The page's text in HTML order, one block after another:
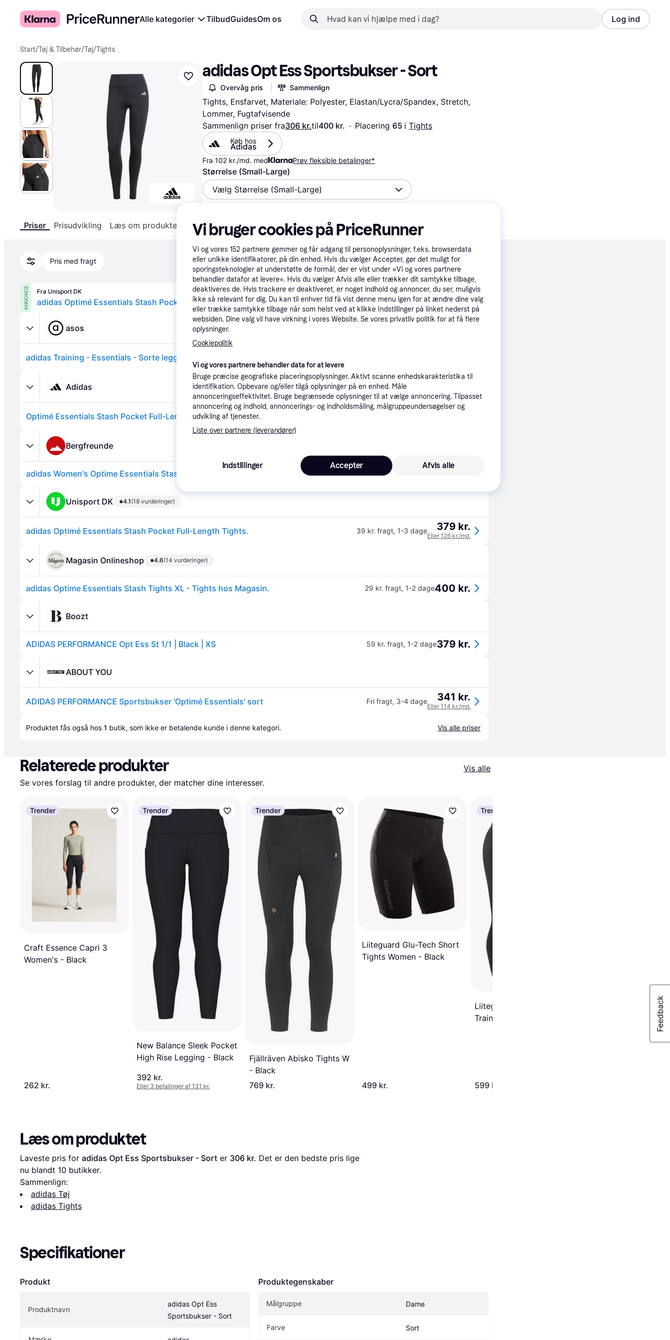
Alle kategorier TilbudGuidesOm os Log ind
Start/Tøj & Tilbehør/Tøj/Tights
adidas Opt Ess Sportsbukser - Sort
Overvåg pris Sammenlign
Tights, Ensfarvet, Materiale: Polyester, Elastan/Lycra/Spandex, Stretch,
Lommer, Fugtafvisende
Sammenlign priser fra306 kr.til400 kr. · Placering 65 i Tights
Køb hos
Adidas
Fra 102 kr./md. med Prøv fleksible betalinger*
Størrelse (Small-Large)
Vælg Størrelse (Small-Large)
Priser Prisudvikling Læs om produktet Specifikationer
Pris med fragt Promoveret
ANNONCE Fra Unisport DK
adidas Optimé Essentials Stash Pocket Full-Length Tights. 39 kr. fragt ,1-3 dage 379 kr.
Eller 126 kr./md.
asos
Adidas
Optimé Essentials Stash Pocket Full-Length Tights 379 kr.
Bergfreunde
45 kr. fragt
Unisport DK 4.1(18 vurderinger)
adidas Optimé Essentials Stash Pocket Full-Length Tights. 39 kr. fragt, 1-3 dage 379 kr.
Eller 126 kr./md.
Magasin Onlineshop 4.6(14 vurderinger)
adidas Optime Essentials Stash Tights XL - Tights hos Magasin. 29 kr. fragt, 1-2 dage400 kr.
Boozt
ADIDAS PERFORMANCE Opt Ess St 1/1 | Black | XS 59 kr. fragt, 1-2 dage379 kr.
ABOUT YOU
ADIDAS PERFORMANCE Sportsbukser 'Optimé Essentials' sort Fri fragt, 3-4 dage 341 kr.
Eller 114 kr./md.
Produktet fås også hos 1 butik, som ikke er betalende kunde i denne kategori. Vis alle priser
Relaterede produkter
Vis alle
Se vores forslag til andre produkter, der matcher dine interesser.
Trender
Craft Essence Capri 3
Women's - Black
262 kr.
Trender
New Balance Sleek Pocket
High Rise Legging - Black
392 kr.
Eller 3 betalinger af 131 kr.
Trender
Fjällräven Abisko Tights W
- Black
769 kr.
Liiteguard Glu-Tech Short
Tights Women - Black
499 kr.
Trender
Liiteguard Glu-Tech
Training Women - Black
599 kr.
Læs om produktet
Laveste pris for adidas Opt Ess Sportsbukser - Sort er 306 kr. Det er den bedste pris lige
nu blandt 10 butikker.
Sammenlign:
adidas Tøj
adidas Tights
Specifikationer
Produkt
Produktnavn
adidas Opt Ess
Sportsbukser - Sort
Produktegenskaber
Målgruppe Dame
Farve Sort
Vi bruger cookies på PriceRunner
Vi og vores 152 partnere gemmer og får adgang til personoplysninger, f.eks. browserdata
eller unikke identifikatorer, på din enhed. Hvis du vælger Accepter, gør det muligt for
sporingsteknologier at understøtte de formål, der er vist under »Vi og vores partnere
behandler datafor at levere«. Hvis du vælger Afvis alle eller trækker dit samtykke tilbage,
deaktiveres de. Hvis trackere er deaktiveret, er noget indhold og annoncer, du ser, muligvis
ikke så relevant for dig. Du kan til enhver tid få vist denne menu igen for at ændre dine valg
eller trække samtykke tilbage når som helst ved at klikke Indstillinger på linket nederst på
websiden. Dine valg vil have virkning i vores Website. Se vores privatliv politik for at få flere
oplysninger.
Cookiepolitik
Vi og vores partnere behandler data for at levere
Bruge præcise geografiske placeringsoplysninger. Aktivt scanne enhedskarakteristika til
identifikation. Opbevare og/eller tilgå oplysninger på en enhed. Måle
annonceringseffektivitet. Bruge begrænsede oplysninger til at vælge annoncering. Tilpasset
annoncering og indhold, annoncerings- og indholdsmåling, målgruppeundersøgelser og
udvikling af tjenester.
Liste over partnere (leverandører)
Indstillinger Afvis alle
Accepter